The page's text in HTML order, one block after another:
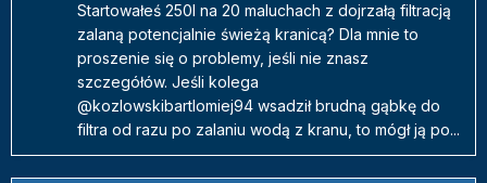
Startowałeś 250l na 20 maluchach z dojrzałą filtracją
zalaną potencjalnie świeżą kranicą? Dla mnie to
proszenie się o problemy, jeśli nie znasz
szczegółów. Jeśli kolega
@kozlowskibartlomiej94 wsadził brudną gąbkę do
filtra od razu po zalaniu wodą z kranu, to mógł ją po...